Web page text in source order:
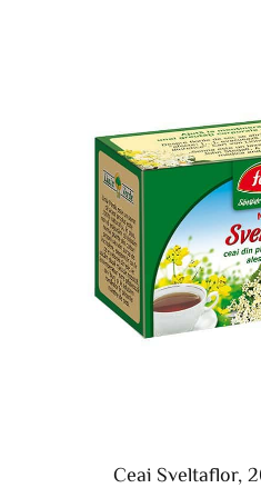
Ceai Sveltaflor,